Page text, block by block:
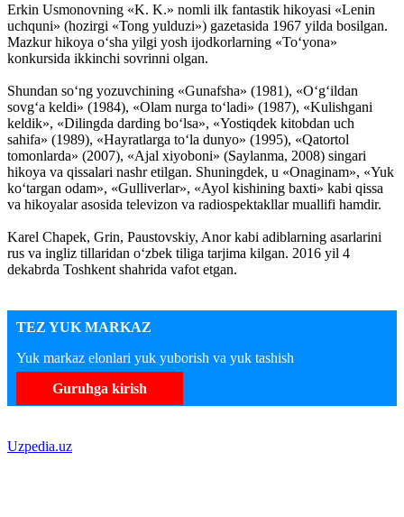
Erkin Usmonovning «K. K.» nomli ilk fantastik hikoyasi «Lenin
uchquni» (hozirgi «Tong yulduzi») gazetasida 1967 yilda bosilgan.
Mazkur hikoya o‘sha yilgi yosh ijodkorlarning «To‘yona»
konkursida ikkinchi sovrinni olgan.
Shundan so‘ng yozuvchining «Gunafsha» (1981), «O‘g‘ildan
sovg‘a keldi» (1984), «Olam nurga to‘ladi» (1987), «Kulishgani
keldik», «Dilingda darding bo‘lsa», «Yostiqdek kitobdan uch
sahifa» (1989), «Hayratlarga to‘la dunyo» (1995), «Qatortol
tomonlarda» (2007), «Ajal xiyoboni» (Saylanma, 2008) singari
hikoya va qissalari nashr etilgan. Shuningdek, u «Onaginam», «Yuk
ko‘targan odam», «Gulliverlar», «Ayol kishining baxti» kabi qissa
va hikoyalar asosida televizon va radiospektakllar muallifi hamdir.
Karel Chapek, Grin, Paustovskiy, Anor kabi adiblarning asarlarini
rus va ingliz tillaridan o‘zbek tiliga tarjima kilgan. 2016 yil 4
dekabrda Toshkent shahrida vafot etgan.
TEZ YUK MARKAZ
Yuk markaz elonlari yuk yuborish va yuk tashish
Guruhga kirish
Uzpedia.uz